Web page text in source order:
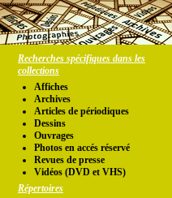
Recherches spécifiques dans les
collections
Affiches
Archives
Articles de périodiques
Dessins
Ouvrages
Photos en accés réservé
Revues de presse
Vidéos (DVD et VHS)
Répertoires